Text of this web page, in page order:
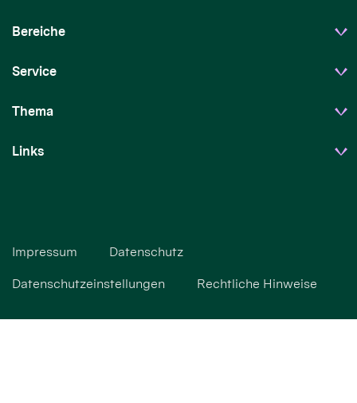
Bereiche
Service
Thema
Links
Impressum Datenschutz
Datenschutzeinstellungen Rechtliche Hinweise